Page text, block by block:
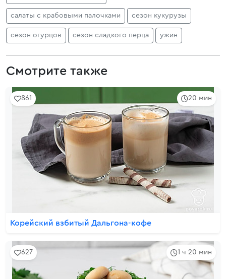
салаты с крабовыми палочками сезон кукурузы
сезон огурцов сезон сладкого перца ужин
Смотрите также
20 мин
861
Корейский взбитый Дальгона-кофе
1 ч 20 мин
627